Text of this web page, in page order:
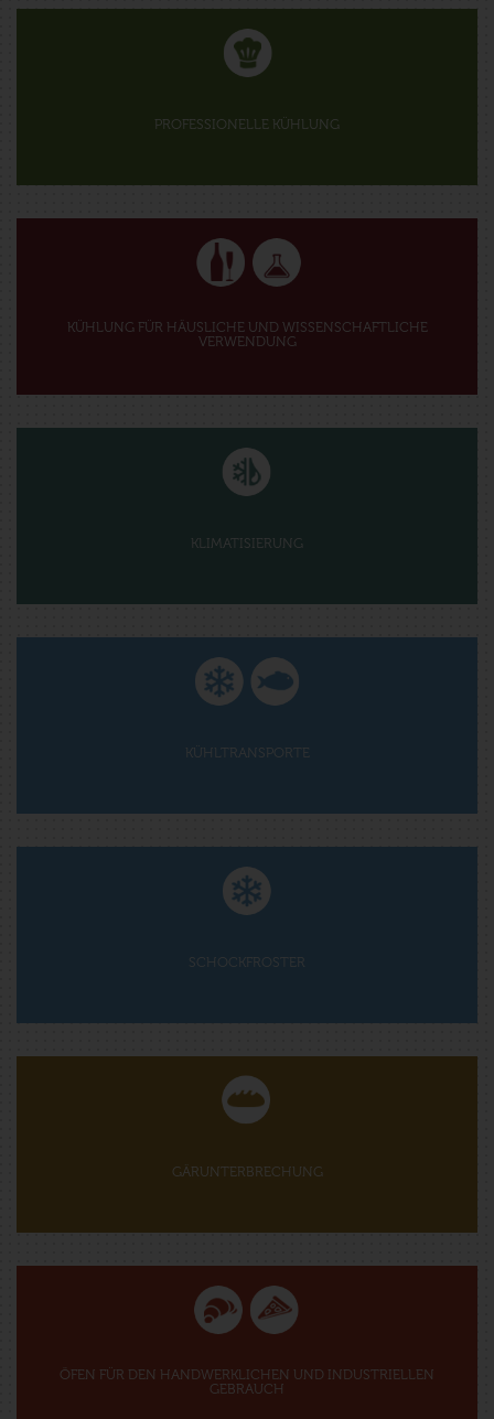
PROFESSIONELLE KÜHLUNG
KÜHLUNG FÜR HÄUSLICHE UND WISSENSCHAFTLICHE
VERWENDUNG
KLIMATISIERUNG
KÜHLTRANSPORTE
SCHOCKFROSTER
GÄRUNTERBRECHUNG
ÖFEN FÜR DEN HANDWERKLICHEN UND INDUSTRIELLEN
GEBRAUCH